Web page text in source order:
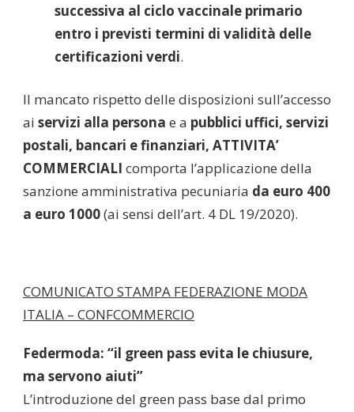
successiva al ciclo vaccinale primario
entro i previsti termini di validità delle
certificazioni verdi.
Il mancato rispetto delle disposizioni sull’accesso
ai servizi alla persona e a pubblici uffici, servizi
postali, bancari e finanziari, ATTIVITA’
COMMERCIALI comporta l’applicazione della
sanzione amministrativa pecuniaria da euro 400
a euro 1000(ai sensi dell’art. 4 DL 19/2020).
COMUNICATO STAMPA FEDERAZIONE MODA
ITALIA – CONFCOMMERCIO
Federmoda: “il green pass evita le chiusure,
ma servono aiuti”
L’introduzione del green pass base dal primo